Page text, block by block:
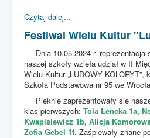
Czytaj dalej...
Festiwal Wielu Kultur
Dnia 10.05.2024 r. reprezentacja
naszej szkoły wzięła udział w II
Wielu Kultur „LUDOWY KOLORYT”,
Szkoła Podstawowa nr 95 we
Pięknie zaprezentowały się
klas pierwszych: Tola Lencka 1a,
Kwapisiewicz 1b, Alicja
Zofia Gebel 1f. Zaśpiewały znane